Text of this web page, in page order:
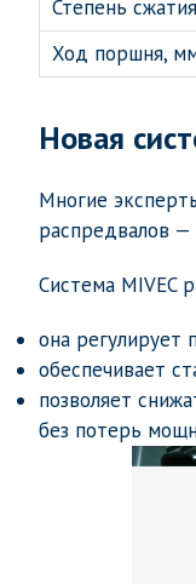
Степень сжатия
Ход поршня,
Новая
Многие
распредвалов —
Система MIVEC
она
обеспечивает
позволяет
без потерь